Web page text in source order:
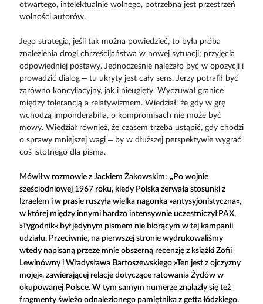
otwartego, intelektualnie wolnego, potrzebna jest przestrzeń
wolności autorów.
Jego strategia, jeśli tak można powiedzieć, to była próba
znalezienia drogi chrześcijaństwa w nowej sytuacji; przyjęcia
odpowiedniej postawy. Jednocześnie należało być w opozycji i
prowadzić dialog – tu ukryty jest cały sens. Jerzy potrafił być
zarówno koncyliacyjny, jak i nieugięty. Wyczuwał granice
między tolerancją a relatywizmem. Wiedział, że gdy w grę
wchodzą imponderabilia, o kompromisach nie może być
mowy. Wiedział również, że czasem trzeba ustąpić, gdy chodzi
o sprawy mniejszej wagi – by w dłuższej perspektywie wygrać
coś istotnego dla pisma.
Mówił w rozmowie z Jackiem Żakowskim: „Po wojnie
sześciodniowej 1967 roku, kiedy Polska zerwała stosunki z
Izraelem i w prasie ruszyła wielka nagonka »antysyjonistyczna«,
w której między innymi bardzo intensywnie uczestniczył PAX,
»Tygodnik« był jedynym pismem nie biorącym w tej kampanii
udziału. Przeciwnie, na pierwszej stronie wydrukowaliśmy
wtedy napisaną przeze mnie obszerną recenzję z książki Zofii
Lewinówny i Władysława Bartoszewskiego »Ten jest z ojczyzny
mojej«, zawierającej relacje dotyczące ratowania Żydów w
okupowanej Polsce. W tym samym numerze znalazły się też
fragmenty świeżo odnalezionego pamiętnika z getta łódzkiego.